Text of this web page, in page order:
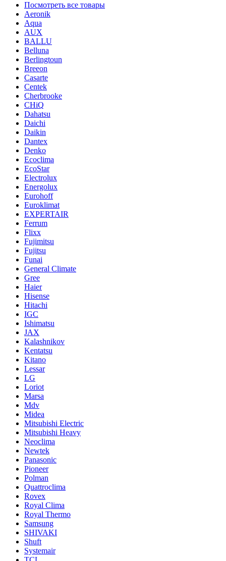
Посмотреть все товары
Aeronik
Aqua
AUX
BALLU
Belluna
Berlingtoun
Breeon
Casarte
Centek
Cherbrooke
CHiQ
Dahatsu
Daichi
Daikin
Dantex
Denko
Ecoclima
EcoStar
Electrolux
Energolux
Eurohoff
Euroklimat
EXPERTAIR
Ferrum
Flixx
Fujimitsu
Fujitsu
Funai
General Climate
Gree
Haier
Hisense
Hitachi
IGC
Ishimatsu
JAX
Kalashnikov
Kentatsu
Kitano
Lessar
LG
Loriot
Marsa
Mdv
Midea
Mitsubishi Electric
Mitsubishi Heavy
Neoclima
Newtek
Panasonic
Pioneer
Polman
Quattroclima
Rovex
Royal Clima
Royal Thermo
Samsung
SHIVAKI
Shuft
Systemair